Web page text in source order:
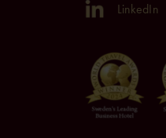
LinkedIn